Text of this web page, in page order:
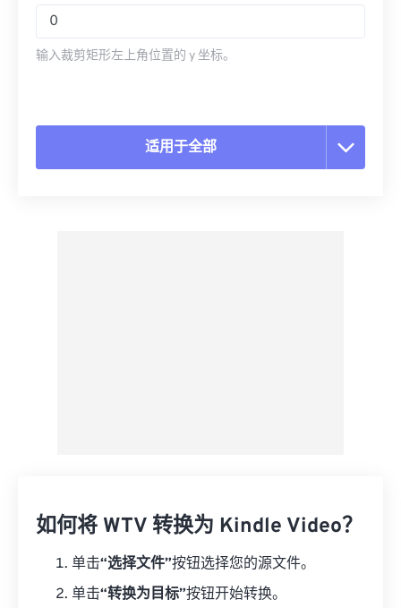
输入裁剪矩形左上角位置的 y 坐标。
适用于全部
如何将 WTV 转换为 Kindle Video？
单击“选择文件”按钮选择您的源文件。
单击“转换为目标”按钮开始转换。